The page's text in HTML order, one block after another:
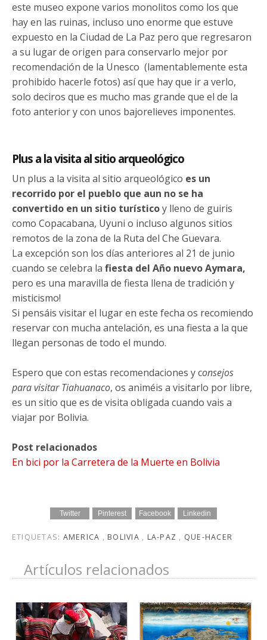
este museo expone varios monolitos como los que
hay en las ruinas, incluso uno enorme que estuve
expuesto en la Ciudad de La Paz pero que regresaron
a su lugar de origen para conservarlo mejor por
recomendación de la Unesco (lamentablemente esta
prohibido hacerle fotos) así que hay que ir a verlo,
solo deciros que es mucho mas grande que el de la
foto anterior y con unos bajorelieves imponentes.
Plus a la visita al sitio arqueológico
Un plus a la visita al sitio arqueológico es un
recorrido por el pueblo que aun no se ha
convertido en un sitio turísticoy lleno de guiris
como Copacabana, Uyuni o incluso algunos sitios
remotos de la zona de la Ruta del Che Guevara.
La excepción son los días anteriores al 21 de junio
cuando se celebra la fiesta del Año nuevo Aymara,
pero es una maravilla de fiesta llena de tradición y
misticismo!
Si pensáis visitar el lugar en este fecha os recomiendo
reservar con mucha antelación, es una fiesta a la que
llegan personas de todo el mundo.
Espero que con estas recomendaciones y consejos
para visitar Tiahuanaco, os animéis a visitarlo por libre,
es un sitio que es de visita obligada cuando vais a
viajar por Bolivia.
Post relacionados
En bici por la Carretera de la Muerte en Bolivia
Twitter Pinterest Facebook Linkedin
ETIQUETAS: AMERICA , BOLIVIA , LA-PAZ , QUE-HACER
Artículos relacionados